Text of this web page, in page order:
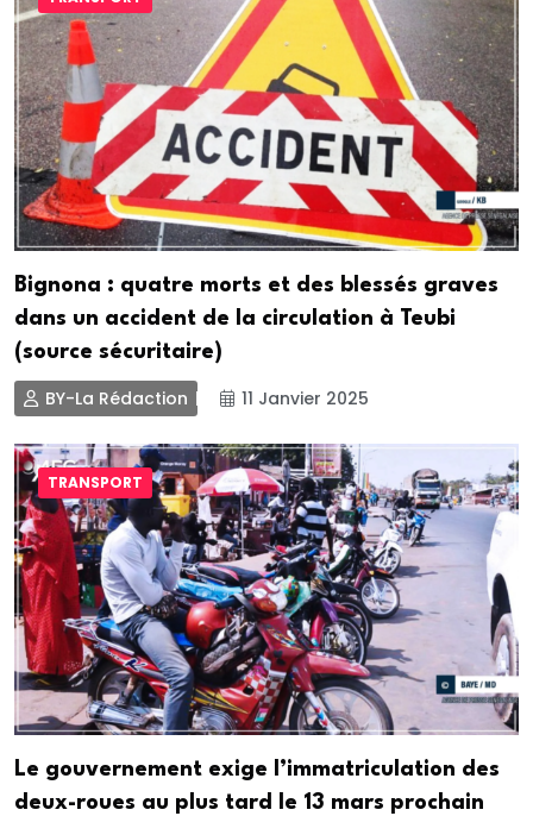
Bignona : quatre morts et des blessés graves
dans un accident de la circulation à Teubi
(source sécuritaire)
BY-La Rédaction 11 Janvier 2025
TRANSPORT
Le gouvernement exige l’immatriculation des
deux-roues au plus tard le 13 mars prochain